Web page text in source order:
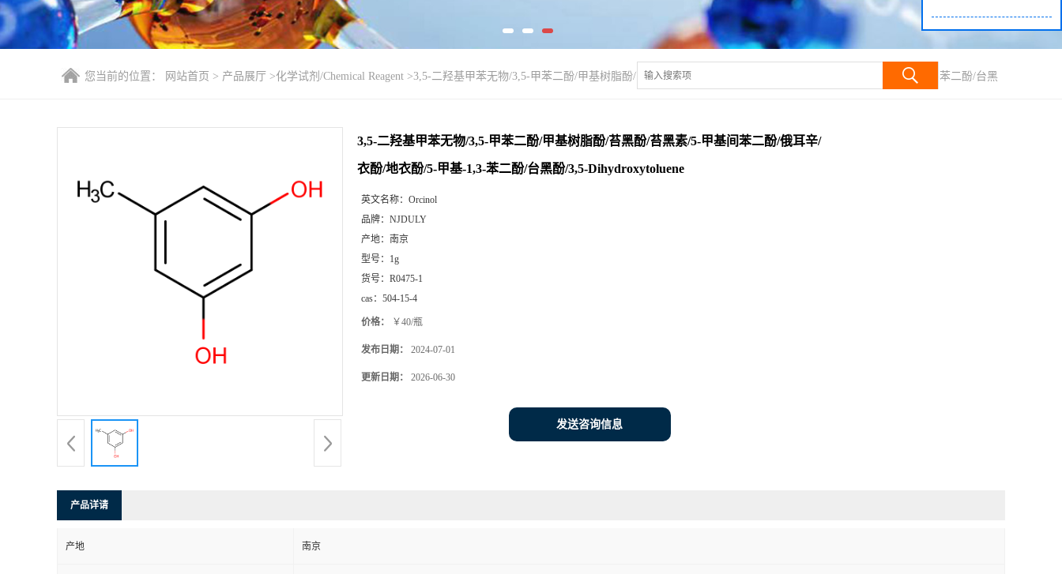
您当前的位置： 网站首页 > 产品展厅 >化学试剂/Chemical Reagent >3,5-二羟基甲苯无物/3,5-甲苯二酚/甲基树脂酚/苔黑酚/苔黑素/5-甲基间苯二酚/俄耳辛/衣酚/地衣酚/5-甲基-1,3-苯二酚/台黑
3,5-二羟基甲苯无物/3,5-甲苯二酚/甲基树脂酚/苔黑酚/苔黑素/5-甲基间苯二酚/俄耳辛/
衣酚/地衣酚/5-甲基-1,3-苯二酚/台黑酚/3,5-Dihydroxytoluene
英文名称： Orcinol
品牌： NJDULY
产地： 南京
型号： 1g
货号： R0475-1
cas： 504-15-4
价格： ￥40/瓶
发布日期： 2024-07-01
更新日期： 2026-06-30
发送咨询信息
产品详请
产地 南京